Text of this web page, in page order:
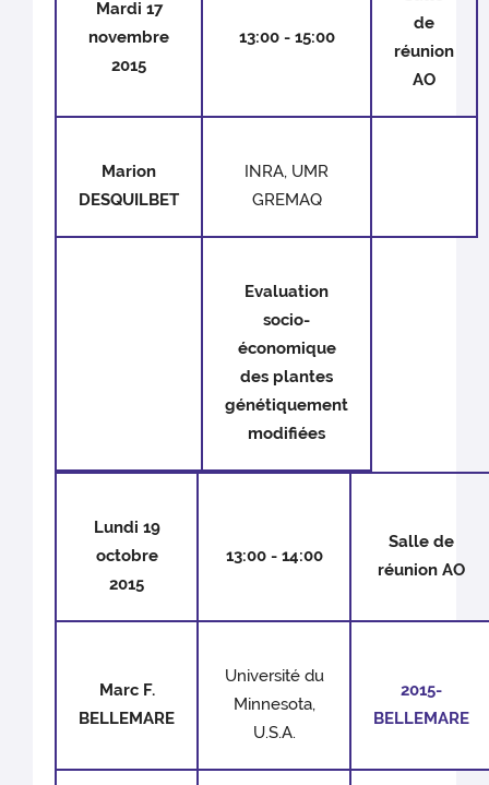
Mardi 17
novembre
2015
13:00 - 15:00
de
réunion
AO
Marion
DESQUILBET
INRA, UMR
GREMAQ
Evaluation
socio-
économique
des plantes
génétiquement
modifiées
Lundi 19
octobre
2015
13:00 - 14:00
Salle de
réunion AO
Marc F.
BELLEMARE
Université du
Minnesota,
U.S.A.
2015-
BELLEMARE